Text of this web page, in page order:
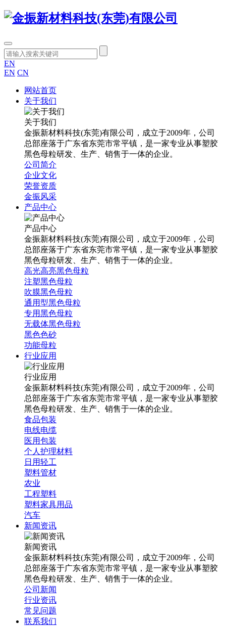
EN
EN CN
网站首页
关于我们
关于我们
金振新材料科技(东莞)有限公司，成立于2009年，公司
总部座落于广东省东莞市常平镇，是一家专业从事塑胶
黑色母粒研发、生产、销售于一体的企业。
公司简介
企业文化
荣誉资质
金振风采
产品中心
产品中心
金振新材料科技(东莞)有限公司，成立于2009年，公司
总部座落于广东省东莞市常平镇，是一家专业从事塑胶
黑色母粒研发、生产、销售于一体的企业。
高光高亮黑色母粒
注塑黑色母粒
吹膜黑色母粒
通用型黑色母粒
专用黑色母粒
无载体黑色母粒
黑色色砂
功能母粒
行业应用
行业应用
金振新材料科技(东莞)有限公司，成立于2009年，公司
总部座落于广东省东莞市常平镇，是一家专业从事塑胶
黑色母粒研发、生产、销售于一体的企业。
食品包装
电线电缆
医用包装
个人护理材料
日用轻工
塑料管材
农业
工程塑料
塑料家具用品
汽车
新闻资讯
新闻资讯
金振新材料科技(东莞)有限公司，成立于2009年，公司
总部座落于广东省东莞市常平镇，是一家专业从事塑胶
黑色母粒研发、生产、销售于一体的企业。
公司新闻
行业资讯
常见问题
联系我们